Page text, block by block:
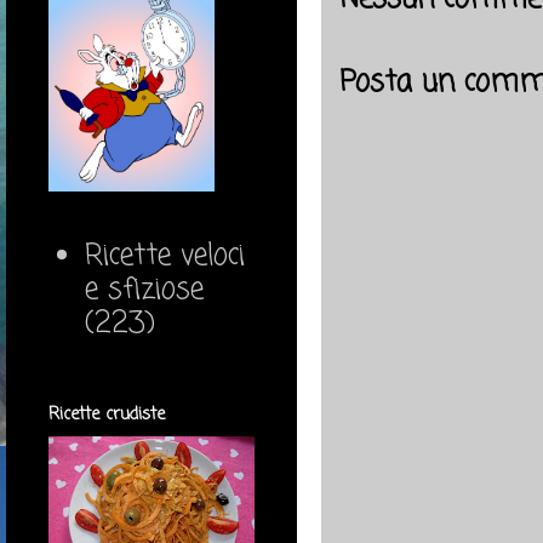
Posta un
Ricette veloci
e sfiziose
(223)
Ricette crudiste